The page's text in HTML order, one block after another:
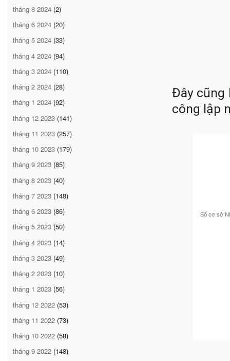
tháng 8 2024 (2)
tháng 6 2024 (20)
tháng 5 2024 (33)
tháng 4 2024 (94)
tháng 3 2024 (110)
tháng 2 2024 (28)
tháng 1 2024 (92)
tháng 12 2023 (141)
tháng 11 2023 (257)
tháng 10 2023 (179)
tháng 9 2023 (85)
tháng 8 2023 (40)
tháng 7 2023 (148)
tháng 6 2023 (86)
tháng 5 2023 (50)
tháng 4 2023 (14)
tháng 3 2023 (49)
tháng 2 2023 (10)
tháng 1 2023 (56)
tháng 12 2022 (53)
tháng 11 2022 (73)
tháng 10 2022 (58)
tháng 9 2022 (148)
Đây cũng
công lập
Số cơ sở